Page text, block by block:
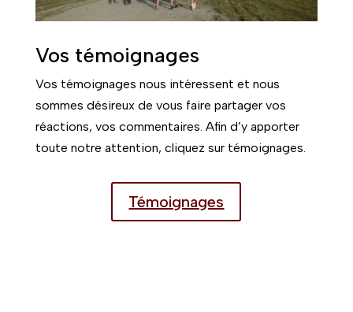
Vos témoignages
Vos témoignages nous intéressent et nous
sommes désireux de vous faire partager vos
réactions, vos commentaires. Afin d’y apporter
toute notre attention, cliquez sur témoignages.
Témoignages